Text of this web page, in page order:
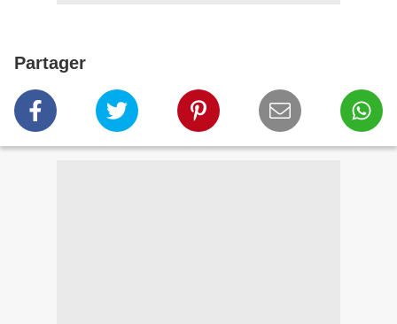
Partager